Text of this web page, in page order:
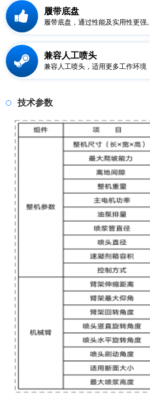
履带底盘
履带底盘，通过性能及实用性更强。
兼容人工喷头
兼容人工喷头，适用更多工作环境
技术参数